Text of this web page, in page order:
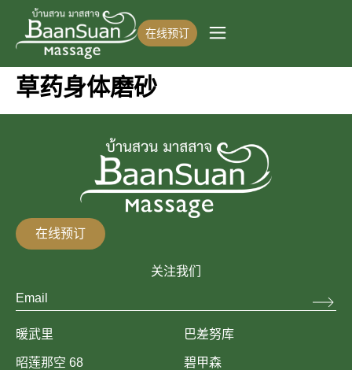
在线预订
草药身体磨砂
暖武里 巴差努库
昭莲那空 68 碧甲森
在线预订
关注我们